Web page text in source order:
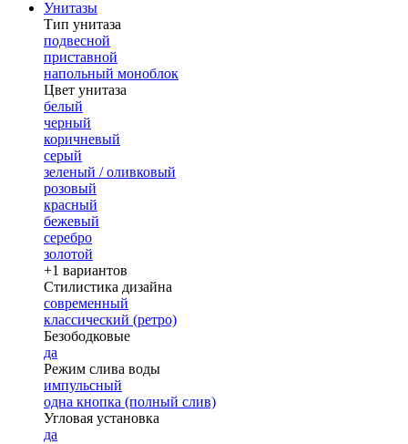
Унитазы
Тип унитаза
подвесной
приставной
напольный моноблок
Цвет унитаза
белый
черный
коричневый
серый
зеленый / оливковый
розовый
красный
бежевый
серебро
золотой
+1 вариантов
Стилистика дизайна
современный
классический (ретро)
Безободковые
да
Режим слива воды
импульсный
одна кнопка (полный слив)
Угловая установка
да